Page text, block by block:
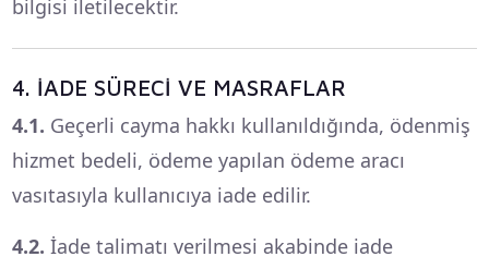
bilgisi iletilecektir.
4. İADE SÜRECİ VE MASRAFLAR
4.1. Geçerli cayma hakkı kullanıldığında, ödenmiş
hizmet bedeli, ödeme yapılan ödeme aracı
vasıtasıyla kullanıcıya iade edilir.
4.2. İade talimatı verilmesi akabinde iade